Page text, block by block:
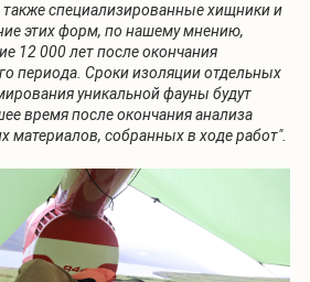
специализированные хищники и
этих форм, по нашему мнению,
12 000 лет после окончания
периода. Сроки изоляции отдельных
уникальной фауны будут
время после окончания анализа
материалов, собранных в ходе работ".